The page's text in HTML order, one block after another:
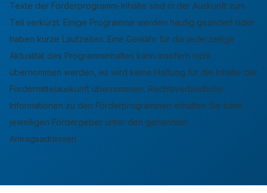
Texte der Förderprogramm-Inhalte sind in der Auskunft zum
Teil verkürzt. Einige Programme werden häufig geändert oder
haben kurze Laufzeiten. Eine Gewähr für die jederzeitige
Aktualität des Programminhaltes kann insofern nicht
übernommen werden, es wird keine Haftung für die Inhalte der
Fördermittelauskunft übernommen. Rechtsverbindliche
Informationen zu den Förderprogrammen erhalten Sie beim
jeweiligen Fördergeber unter den genannten
Antragsadressen.